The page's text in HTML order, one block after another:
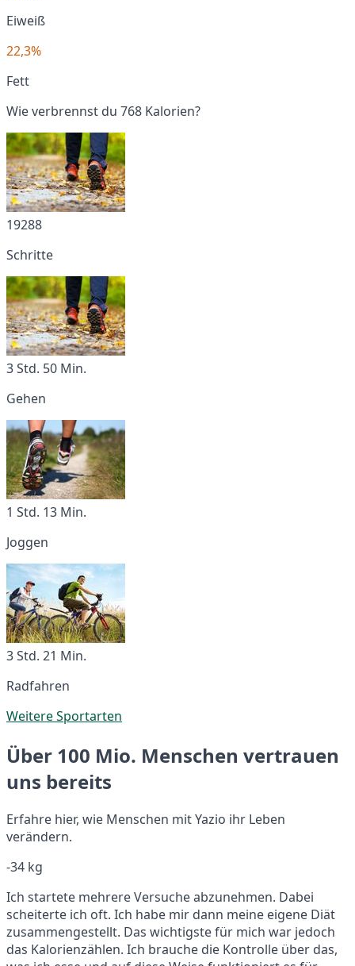
Eiweiß
22,3%
Fett
Wie verbrennst du 768 Kalorien?
19288
Schritte
3 Std. 50 Min.
Gehen
1 Std. 13 Min.
Joggen
3 Std. 21 Min.
Radfahren
Weitere Sportarten
Über 100 Mio. Menschen vertrauen
uns bereits
Erfahre hier, wie Menschen mit Yazio ihr Leben
verändern.
-34 kg
Ich startete mehrere Versuche abzunehmen. Dabei
scheiterte ich oft. Ich habe mir dann meine eigene Diät
zusammengestellt. Das wichtigste für mich war jedoch
das Kalorienzählen. Ich brauche die Kontrolle über das,